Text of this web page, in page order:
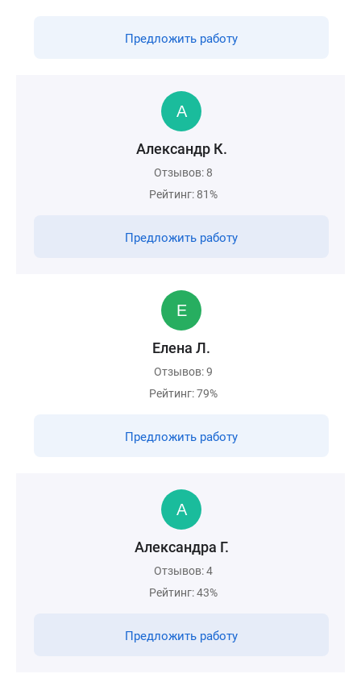
Предложить работу
Александр К.
Отзывов: 8
Рейтинг: 81%
Предложить работу
Елена Л.
Отзывов: 9
Рейтинг: 79%
Предложить работу
Александра Г.
Отзывов: 4
Рейтинг: 43%
Предложить работу